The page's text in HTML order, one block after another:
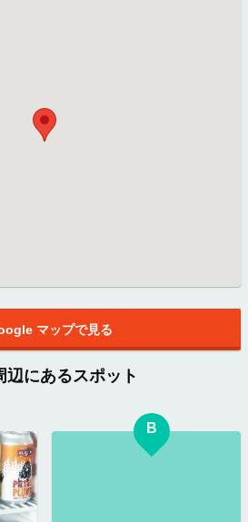
マップで見る
にあるスポット
B